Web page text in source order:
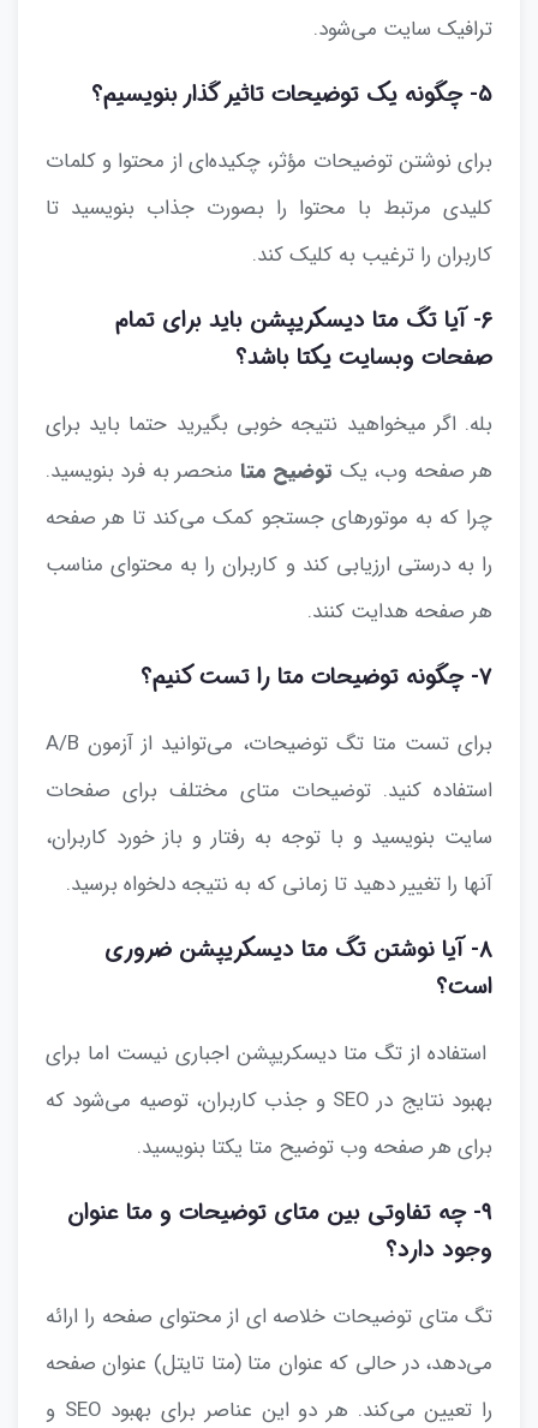
ترافیک سایت می‌شود.
۵- چگونه یک توضیحات تاثیر گذار بنویسیم؟
برای نوشتن توضیحات مؤثر، چکیده‌ای از محتوا و کلمات
کلیدی مرتبط با محتوا را بصورت جذاب بنویسید تا
کاربران را ترغیب به کلیک کند.
۶- آیا تگ متا دیسکریپشن باید برای تمام
صفحات وبسایت یکتا باشد؟
بله. اگر میخواهید نتیجه خوبی بگیرید حتما باید برای
هر صفحه وب، یک توضیح متا منحصر به‌ فرد بنویسید.
چرا که به موتورهای جستجو کمک می‌کند تا هر صفحه
را به درستی ارزیابی کند و کاربران را به محتوای مناسب
هر صفحه هدایت کنند.
۷- چگونه توضیحات متا را تست کنیم؟
برای تست متا تگ توضیحات، می‌توانید از آزمون A/B
استفاده کنید. توضیحات متای مختلف برای صفحات
سایت بنویسید و با توجه به رفتار و باز خورد کاربران،
آنها را تغییر دهید تا زمانی که به نتیجه دلخواه برسید.
۸- آیا نوشتن تگ متا دیسکریپشن ضروری
است؟
استفاده از تگ متا دیسکریپشن اجباری نیست اما برای
بهبود نتایج در SEO و جذب کاربران، توصیه می‌شود که
برای هر صفحه وب توضیح متا یکتا بنویسید.
۹- چه تفاوتی بین متای توضیحات و متا عنوان
وجود دارد؟
تگ متای توضیحات خلاصه ای از محتوای صفحه را ارائه
می‌دهد، در حالی که عنوان متا (متا تایتل) عنوان صفحه
را تعیین می‌کند. هر دو این عناصر برای بهبود SEO و